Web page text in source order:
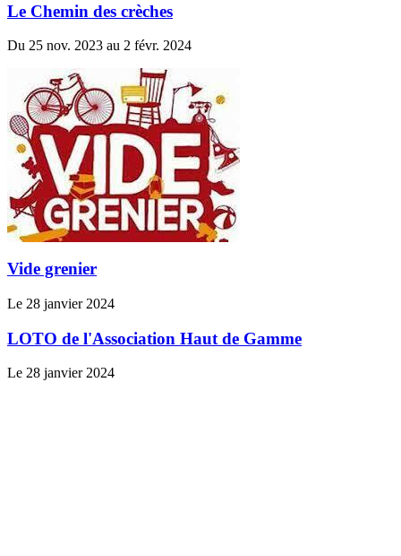
Le Chemin des crèches
Du 25 nov. 2023 au 2 févr. 2024
Vide grenier
Le 28 janvier 2024
LOTO de l'Association Haut de Gamme
Le 28 janvier 2024